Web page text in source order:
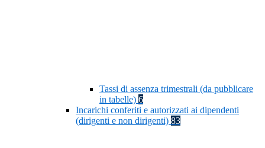
Tassi di assenza trimestrali (da pubblicare
in tabelle) 6
Incarichi conferiti e autorizzati ai dipendenti
(dirigenti e non dirigenti) 83